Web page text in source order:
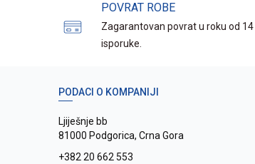
POVRAT ROBE
Zagarantovan povrat u roku od 14
isporuke.
PODACI O KOMPANIJI
Ljiješnje bb
81000 Podgorica, Crna Gora
+382 20 662 553